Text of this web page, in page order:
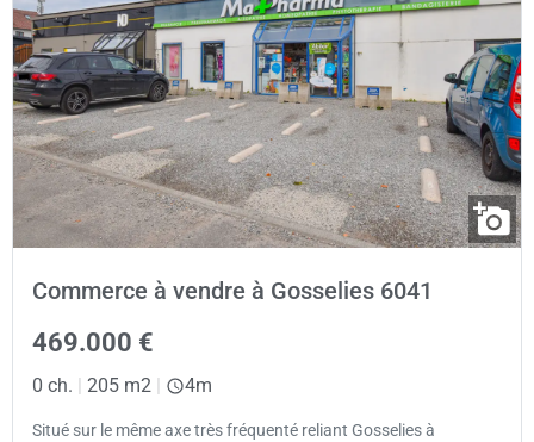
Commerce à vendre à Gosselies 6041
469.000 €
0 ch. 205 m2 4m
Situé sur le même axe très fréquenté reliant Gosselies à